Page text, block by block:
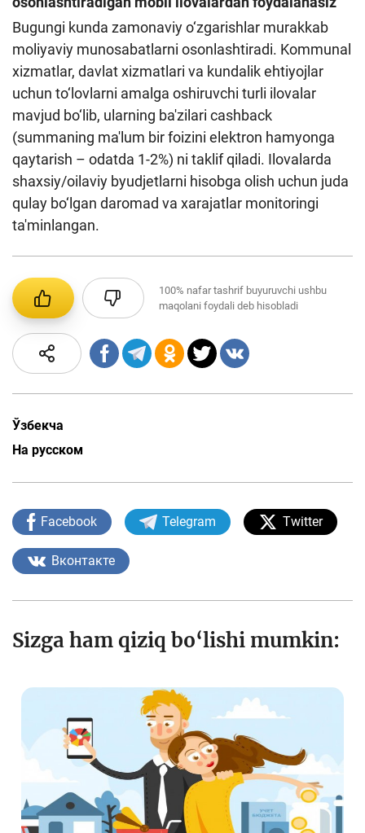
Bugungi kunda zamonaviy o‘zgarishlar murakkab
moliyaviy munosabatlarni osonlashtiradi. Kommunal
xizmatlar, davlat xizmatlari va kundalik ehtiyojlar
uchun to‘lovlarni amalga oshiruvchi turli ilovalar
mavjud bo‘lib, ularning ba'zilari cashback
(summaning ma'lum bir foizini elektron hamyonga
qaytarish – odatda 1-2%) ni taklif qiladi. Ilovalarda
shaxsiy/oilaviy byudjetlarni hisobga olish uchun juda
qulay bo‘lgan daromad va xarajatlar monitoringi
ta'minlangan.
100% nafar tashrif buyuruvchi ushbu
maqolani foydali deb hisobladi
Ўзбекча
На русском
Facebook Telegram Twitter
Вконтакте
Sizga ham qiziq bo‘lishi mumkin: